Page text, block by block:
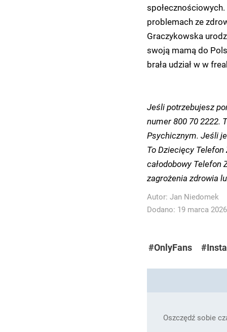
problemach ze
Graczykowska
swoją mamą do
brała udział w w
Jeśli potrzebujesz
numer 800 70 2222.
Psychicznym. Jeśli
To Dziecięcy
całodobowy Telefon
zagrożenia zdrowia
Autor: Jan Niedomek
Dodano: 19 marca
#OnlyFans
Oszczędź sobie